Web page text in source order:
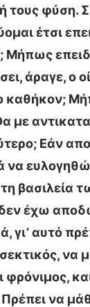
τους φύση.
έτσι
Μήπως
άραγε, ο
καθήκον;
με
Εάν
να
βασιλεία
δεν έχω
γι’ αυτό
να
φρόνιμος,
να